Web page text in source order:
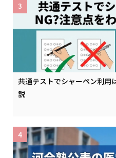
共通テストでシャーペン利用
説
3
4